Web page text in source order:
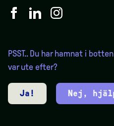
PSST.. Du har hamnat i
var ute efter?
Ja! Nej,